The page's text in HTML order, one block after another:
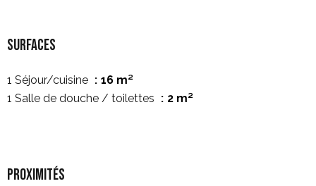
Surfaces
1 Séjour/cuisine
16 m²
1 Salle de douche / toilettes
2 m²
Proximités